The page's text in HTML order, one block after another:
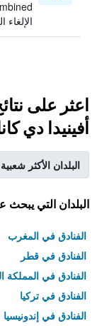
الإلغاء
اعثر على
أفينيدا دي
البلدان الأكثر شعبية
البلدان التي يبحث
الفنادق في المغرب
الفنادق في قطر
الفنادق في المملكة
الفنادق في تركيا
الفنادق في إندونيسيا